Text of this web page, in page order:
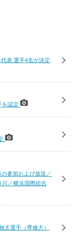
表 選手4名が決定
を認定
参加および放送／
／横浜国際総合
選手（専修大）